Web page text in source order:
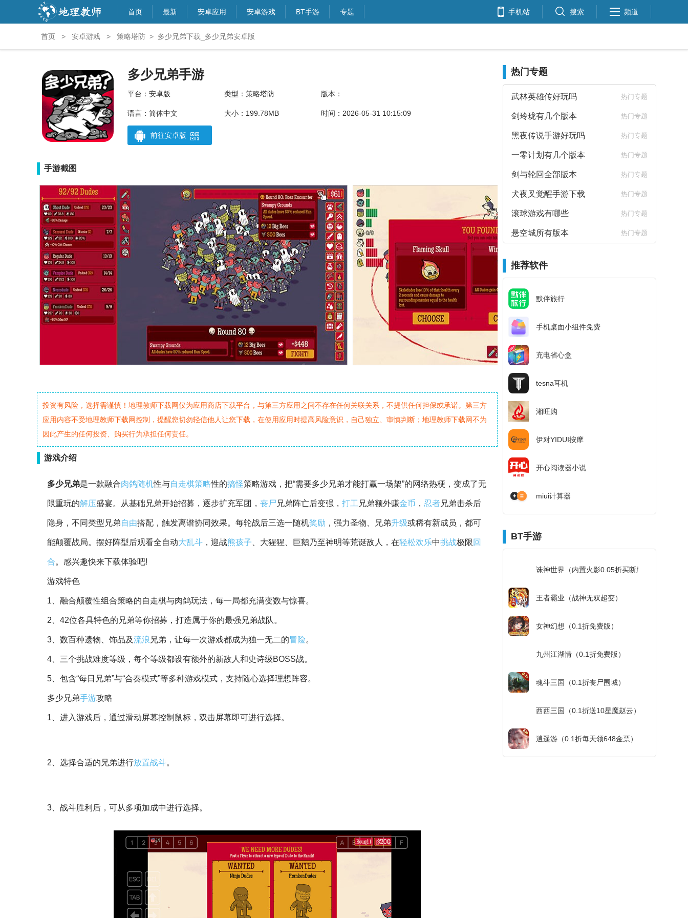
首页 最新 安卓应用 安卓游戏 BT手游 专题 手机站 搜索 频道
首页 > 安卓游戏 > 策略塔防 > 多少兄弟下载_多少兄弟安卓版
多少兄弟手游
平台：安卓版 类型：策略塔防 版本：
语言：简体中文 大小：199.78MB 时间：2026-05-31 10:15:09
前往安卓版
手游截图
投资有风险，选择需谨慎！地理教师下载网仅为应用商店下载平台，与第三方应用之间不存在任何关联关系，不提供任何担保或承诺。第三方
应用内容不受地理教师下载网控制，提醒您切勿轻信他人让您下载，在使用应用时提高风险意识，自己独立、审慎判断；地理教师下载网不为
因此产生的任何投资、购买行为承担任何责任。
游戏介绍
多少兄弟是一款融合肉鸽随机性与自走棋策略性的搞怪策略游戏，把“需要多少兄弟才能打赢一场架”的网络热梗，变成了无
限重玩的解压盛宴。从基础兄弟开始招募，逐步扩充军团， 丧尸 兄弟阵亡后变强， 打工 兄弟额外赚金币 ， 忍者兄弟击杀后
隐身，不同类型兄弟自由搭配，触发离谱协同效果。每轮战后三选一随机奖励 ，强力圣物、兄弟升级或稀有新成员，都可
能颠覆战局。摆好阵型后观看全自动大乱斗 ，迎战熊孩子 、大猩猩、巨鹅乃至神明等荒诞敌人，在轻松欢乐中挑战极限回
合。感兴趣快来下载体验吧!
游戏特色
1、融合颠覆性组合策略的自走棋与肉鸽玩法，每一局都充满变数与惊喜。
2、42位各具特色的兄弟等你招募，打造属于你的最强兄弟战队。
3、数百种遗物、饰品及流浪 兄弟，让每一次游戏都成为独一无二的冒险。
4、三个挑战难度等级，每个等级都设有额外的新敌人和史诗级BOSS战。
5、包含“每日兄弟”与“合奏模式”等多种游戏模式，支持随心选择理想阵容。
多少兄弟手游攻略
1、进入游戏后，通过滑动屏幕控制鼠标，双击屏幕即可进行选择。
2、选择合适的兄弟进行放置战斗。
热门专题
武林英雄传好玩吗 热门专题
剑玲珑有几个版本 热门专题
黑夜传说手游好玩吗 热门专题
一零计划有几个版本 热门专题
剑与轮回全部版本 热门专题
犬夜叉觉醒手游下载 热门专题
滚球游戏有哪些 热门专题
悬空城所有版本 热门专题
推荐软件
默伴旅行
手机桌面小组件免费
充电省心盒
tesna耳机
湘旺购
伊对YIDUI按摩
开心阅读器小说
miui计算器
BT手游
诛神世界（内置火影0.05折买断版）
王者霸业（战神无双超变）
女神幻想（0.1折免费版）
九州江湖情（0.1折免费版）
魂斗三国（0.1折丧尸围城）
西西三国（0.1折送10星魔赵云）
逍遥游（0.1折每天领648金票）